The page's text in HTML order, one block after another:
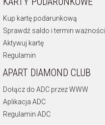
Kup kartę podarunkową
Sprawdź saldo i termin ważności
Aktywuj kartę
Regulamin
APART DIAMOND CLUB
Dołącz do ADC przez WWW
Aplikacja ADC
Regulamin ADC